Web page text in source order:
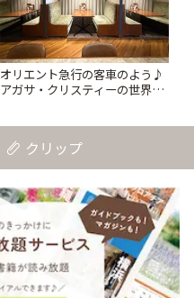
オリエント急行の客車のよう♪
アガサ・クリスティーの世界に
クリップ